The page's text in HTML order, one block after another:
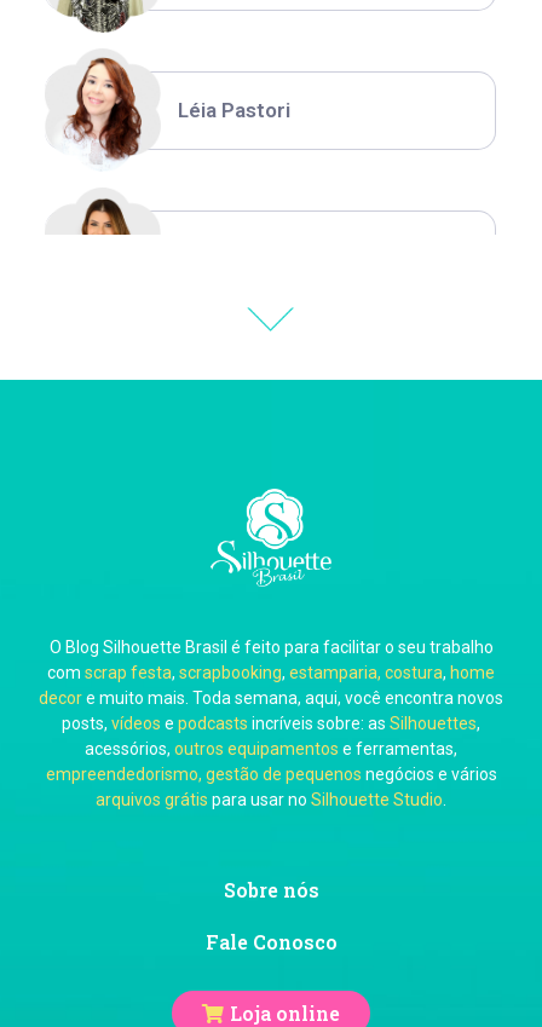
Léia Pastori
Thiara Ney
Carla Eschberger
Carol Pessoa
Ju Mirthes
O Blog Silhouette Brasil é feito para facilitar o seu trabalho
com scrap festa, scrapbooking, estamparia, costura, home
decore muito mais. Toda semana, aqui, você encontra novos
posts, vídeos e podcasts incríveis sobre: as Silhouettes,
acessórios, outros equipamentos e ferramentas,
empreendedorismo, gestão de pequenos negócios e vários
arquivos grátis para usar no Silhouette Studio.
Sobre nós
Fale Conosco
Loja online